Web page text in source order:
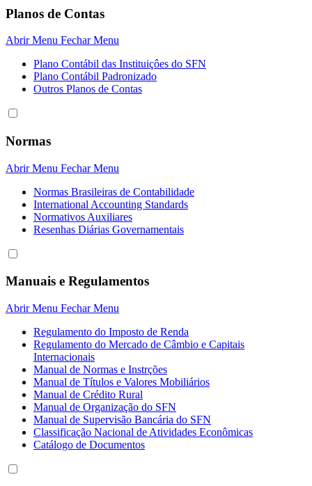
Planos de Contas
Abrir Menu Fechar Menu
Plano Contábil das Instituiçôes do SFN
Plano Contábil Padronizado
Outros Planos de Contas
Normas
Abrir Menu Fechar Menu
Normas Brasileiras de Contabilidade
International Accounting Standards
Normativos Auxiliares
Resenhas Diárias Governamentais
Manuais e Regulamentos
Abrir Menu Fechar Menu
Regulamento do Imposto de Renda
Regulamento do Mercado de Câmbio e Capitais
Internacionais
Manual de Normas e Instrções
Manual de Títulos e Valores Mobiliários
Manual de Crédito Rural
Manual de Organização do SFN
Manual de Supervisão Bancária do SFN
Classificação Nacional de Atividades Econômicas
Catálogo de Documentos